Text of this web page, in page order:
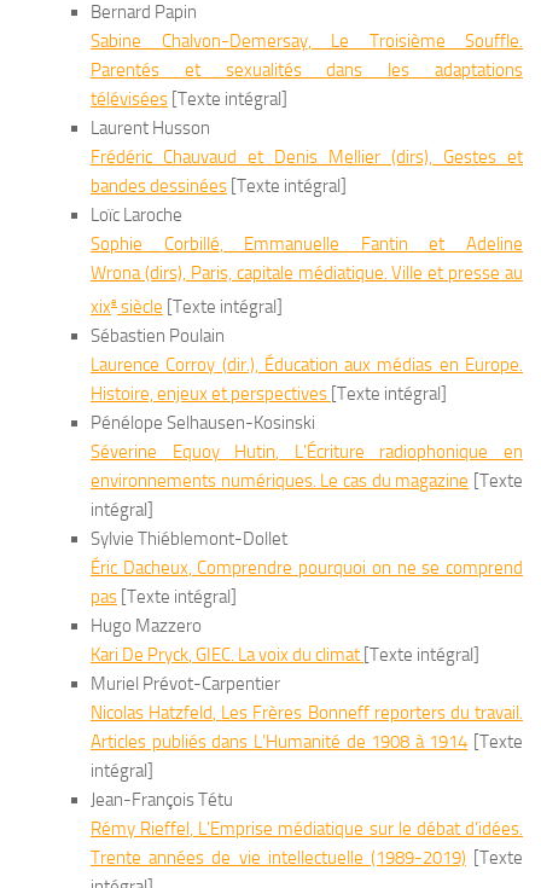
Bernard Papin
Sabine Chalvon-Demersay, Le Troisième Souffle.
Parentés et sexualités dans les adaptations
télévisées [Texte intégral]
Laurent Husson
Frédéric Chauvaud et Denis Mellier (dirs), Gestes et
bandes dessinées [Texte intégral]
Loïc Laroche
Sophie Corbillé, Emmanuelle Fantin et Adeline
Wrona(dirs), Paris, capitale médiatique. Ville et presse au
xixe siècle [Texte intégral]
Sébastien Poulain
Laurence Corroy (dir.), Éducation aux médias en Europe.
Histoire, enjeux et perspectives [Texte intégral]
Pénélope Selhausen-Kosinski
Séverine Equoy Hutin, L’Écriture radiophonique en
environnements numériques. Le cas du magazine [Texte
intégral]
Sylvie Thiéblemont-Dollet
Éric Dacheux, Comprendre pourquoi on ne se comprend
pas [Texte intégral]
Hugo Mazzero
Kari De Pryck, GIEC. La voix du climat [Texte intégral]
Muriel Prévot-Carpentier
Nicolas Hatzfeld, Les Frères Bonneff reporters du travail.
Articles publiés dans L’Humanité de 1908 à 1914 [Texte
intégral]
Jean-François Tétu
Rémy Rieffel, L’Emprise médiatique sur le débat d’idées.
Trente années de vie intellectuelle (1989-2019) [Texte